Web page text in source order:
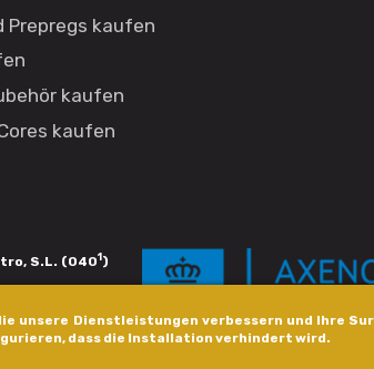
unsere Dienstleistungen verbessern und Ihre
dass die Installation verhindert wird.
Prepregs kaufen
kaufen
kaufen
S.L. (0401 )
de Innovación,
2023.